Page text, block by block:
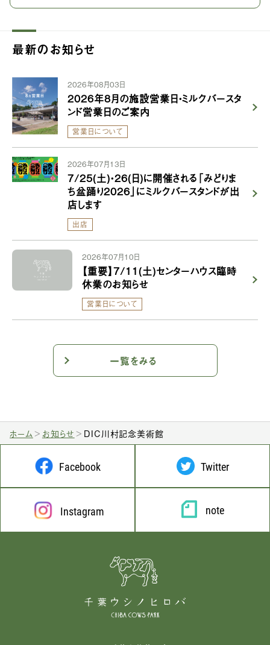
最新のお知らせ
2026年08月03日
2026年8月の施設営業日・ミルクバースタ
ンド営業日のご案内
営業日について
2026年07月13日
7/25(土)・26(日)に開催される「みどりま
ち盆踊り2026」にミルクバースタンドが出
店します
出店
2026年07月10日
【重要】7/11(土)センターハウス臨時
休業のお知らせ
営業日について
一覧をみる
ホーム お知らせ DIC川村記念美術館
Facebook Twitter
Instagram note